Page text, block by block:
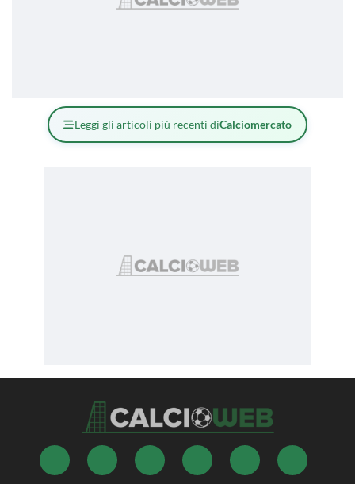
Leggi gli articoli più recenti diCalciomercato